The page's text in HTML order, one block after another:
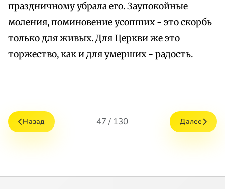
праздничному убрала его. Заупокойные
моления, поминовение усопших - это скорбь
только для живых. Для Церкви же это
торжество, как и для умерших - радость.
Назад 47 / 130 Далее